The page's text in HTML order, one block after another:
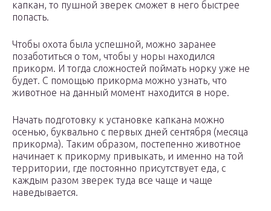
капкан, то пушной зверек сможет в него быстрее
попасть.
Чтобы охота была успешной, можно заранее
позаботиться о том, чтобы у норы находился
прикорм. И тогда сложностей поймать норку уже не
будет. С помощью прикорма можно узнать, что
животное на данный момент находится в норе.
Начать подготовку к установке капкана можно
осенью, буквально с первых дней сентября (месяца
прикорма). Таким образом, постепенно животное
начинает к прикорму привыкать, и именно на той
территории, где постоянно присутствует еда, с
каждым разом зверек туда все чаще и чаще
наведывается.